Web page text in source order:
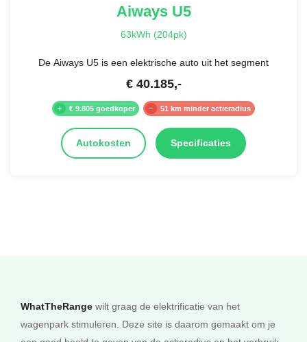
AiwaysU5
63kWh (204pk)
De Aiways U5 is een elektrische auto uit het segment
€ 40.185,-
€ 9.805 goedkoper 51 km minder actieradius
Autokosten Specificaties
WhatTheRange wilt graag de elektrificatie van het
wagenpark stimuleren. Deze site is daarom gemaakt om je